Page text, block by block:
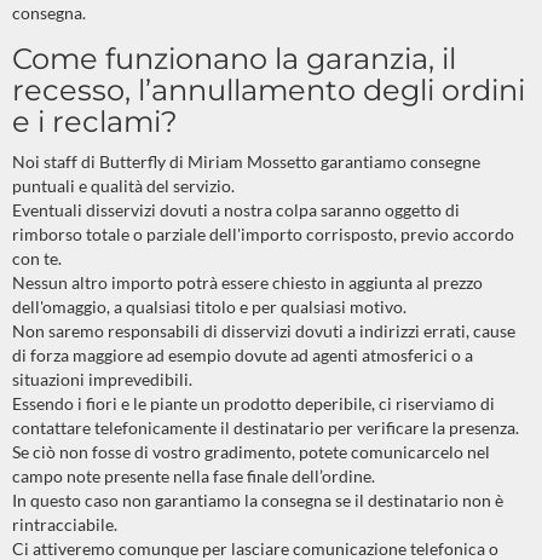
consegna.
Come funzionano la garanzia, il
recesso, l’annullamento degli ordini
e i reclami?
Noi staff di Butterfly di Miriam Mossetto garantiamo consegne
puntuali e qualità del servizio.
Eventuali disservizi dovuti a nostra colpa saranno oggetto di
rimborso totale o parziale dell'importo corrisposto, previo accordo
con te.
Nessun altro importo potrà essere chiesto in aggiunta al prezzo
dell'omaggio, a qualsiasi titolo e per qualsiasi motivo.
Non saremo responsabili di disservizi dovuti a indirizzi errati, cause
di forza maggiore ad esempio dovute ad agenti atmosferici o a
situazioni imprevedibili.
Essendo i fiori e le piante un prodotto deperibile, ci riserviamo di
contattare telefonicamente il destinatario per verificare la presenza.
Se ciò non fosse di vostro gradimento, potete comunicarcelo nel
campo note presente nella fase finale dell’ordine.
In questo caso non garantiamo la consegna se il destinatario non è
rintracciabile.
Ci attiveremo comunque per lasciare comunicazione telefonica o